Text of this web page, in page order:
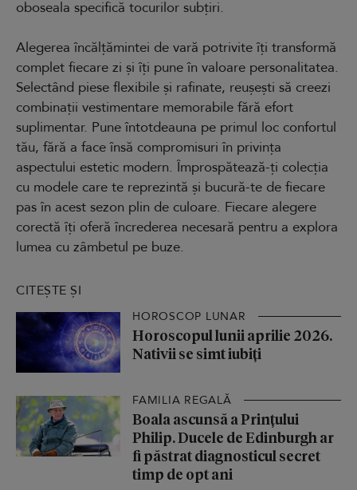
oboseala specifică tocurilor subțiri.
Alegerea încălțămintei de vară potrivite îți transformă
complet fiecare zi și îți pune în valoare personalitatea.
Selectând piese flexibile și rafinate, reușești să creezi
combinații vestimentare memorabile fără efort
suplimentar. Pune întotdeauna pe primul loc confortul
tău, fără a face însă compromisuri în privința
aspectului estetic modern. Împrospătează-ți colecția
cu modele care te reprezintă și bucură-te de fiecare
pas în acest sezon plin de culoare. Fiecare alegere
corectă îți oferă încrederea necesară pentru a explora
lumea cu zâmbetul pe buze.
CITEȘTE ȘI
HOROSCOP LUNAR
Horoscopul lunii aprilie 2026.
Nativii se simt iubiți
FAMILIA REGALĂ
Boala ascunsă a Prințului
Philip. Ducele de Edinburgh ar
fi păstrat diagnosticul secret
timp de opt ani